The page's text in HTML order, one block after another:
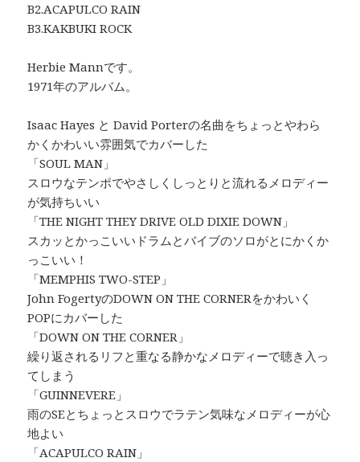
B2.ACAPULCO RAIN
B3.KAKBUKI ROCK
Herbie Mannです。
1971年のアルバム。
Isaac Hayes と David Porterの名曲をちょっとやわら
かくかわいい雰囲気でカバーした
「SOUL MAN」
スロウなテンポでやさしくしっとりと流れるメロディー
が気持ちいい
「THE NIGHT THEY DRIVE OLD DIXIE DOWN」
スカッとかっこいいドラムとバイブのソロがとにかくか
っこいい！
「MEMPHIS TWO-STEP」
John FogertyのDOWN ON THE CORNERをかわいく
POPにカバーした
「DOWN ON THE CORNER」
繰り返されるリフと重なる静かなメロディーで聴き入っ
てしまう
「GUINNEVERE」
雨のSEとちょっとスロウでラテン気味なメロディーが心
地よい
「ACAPULCO RAIN」